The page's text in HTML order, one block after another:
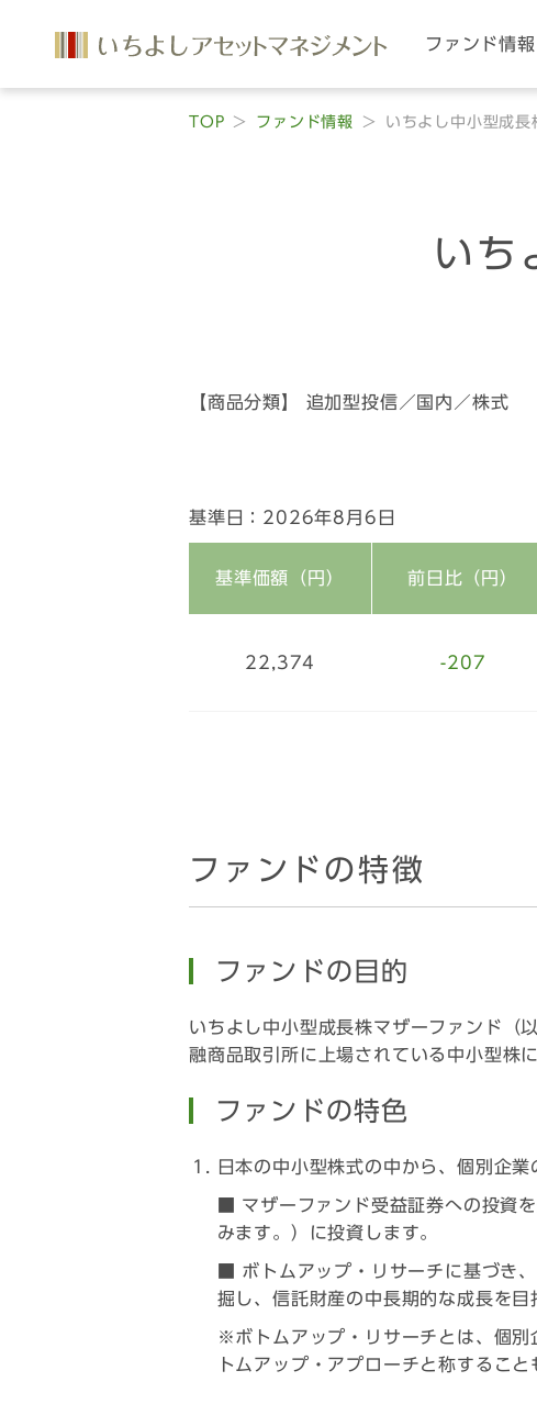
ファンド情報
TOP ファンド情報 いちよし中小型成長
いち
【商品分類】 追加型投信／国内／株式
基準日：2026年8月6日
基準価額（円）
22,374
前日比（円）
-207
ファンドの特徴
ファンドの目的
いちよし中小型成長株マザーファンド（
融商品取引所に上場されている中小型株
ファンドの特色
日本の中小型株式の中から、個別企
■ マザーファンド受益証券への投資
みます。）に投資します。
■ ボトムアップ・リサーチに基づき
掘し、信託財産の中長期的な成長を目
※ボトムアップ・リサーチとは、個別
トムアップ・アプローチと称すること